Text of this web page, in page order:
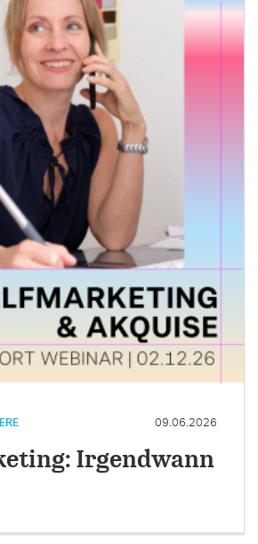
09.06.2026
Irgendwann